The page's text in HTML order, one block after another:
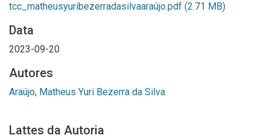
tcc_matheusyuribezerradasilvaaraújo.pdf (2.71 MB)
Data
2023-09-20
Autores
Araújo, Matheus Yuri Bezerra da Silva
Lattes da Autoria